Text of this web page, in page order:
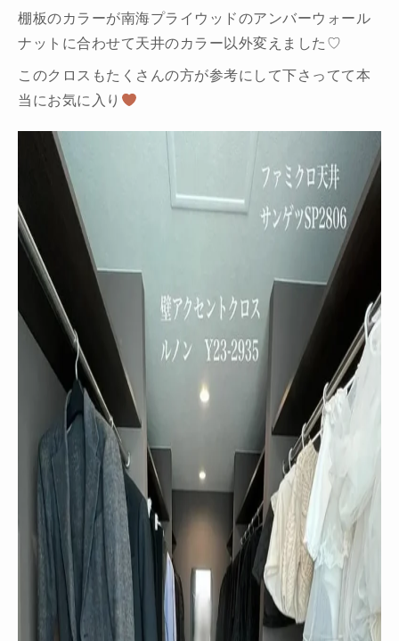
棚板のカラーが南海プライウッドのアンバーウォール
ナットに合わせて天井のカラー以外変えました♡
このクロスもたくさんの方が参考にして下さってて本
当にお気に入り